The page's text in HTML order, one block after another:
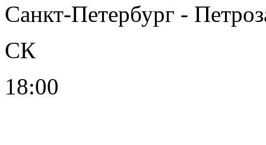
Санкт-Петербург -
СК
18:00